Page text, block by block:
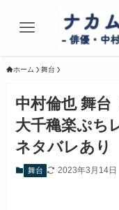
ホーム 舞台
中村倫也 舞台
大千穐楽ぷち
ネタバレあり
舞台 2023年3月14日